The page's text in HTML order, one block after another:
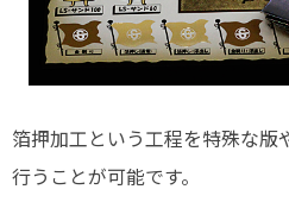
箔押加工という工程を特殊な版
行うことが可能です。